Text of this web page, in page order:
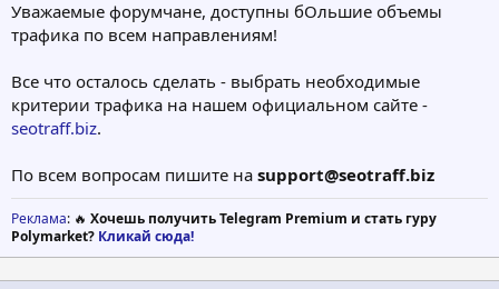
Уважаемые форумчане, доступны бОльшие объемы
трафика по всем направлениям!
Все что осталось сделать - выбрать необходимые
критерии трафика на нашем официальном сайте -
seotraff.biz.
По всем вопросам пишите на support@seotraff.biz
Реклама: 🔥 Хочешь получить Telegram Premium и стать гуру
Polymarket? Кликай сюда!